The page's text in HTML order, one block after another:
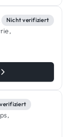
Nicht verifiziert